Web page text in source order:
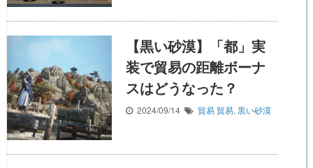
【黒い砂漠】「都」実
装で貿易の距離ボーナ
スはどうなった？
2024/09/14 貿易 貿易, 黒い砂漠